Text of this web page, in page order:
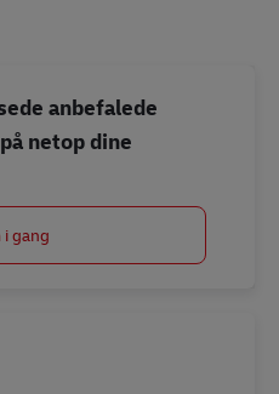
anbefalede
netop dine
i gang